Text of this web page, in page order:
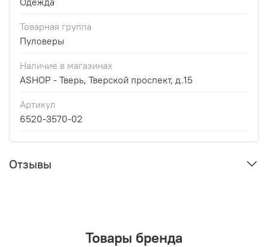
Товарная группа
Пуловеры
Наличие в магазинах
ASHOP - Тверь, Тверской проспект, д.15
Артикул
6520-3570-02
Отзывы
Товары бренда